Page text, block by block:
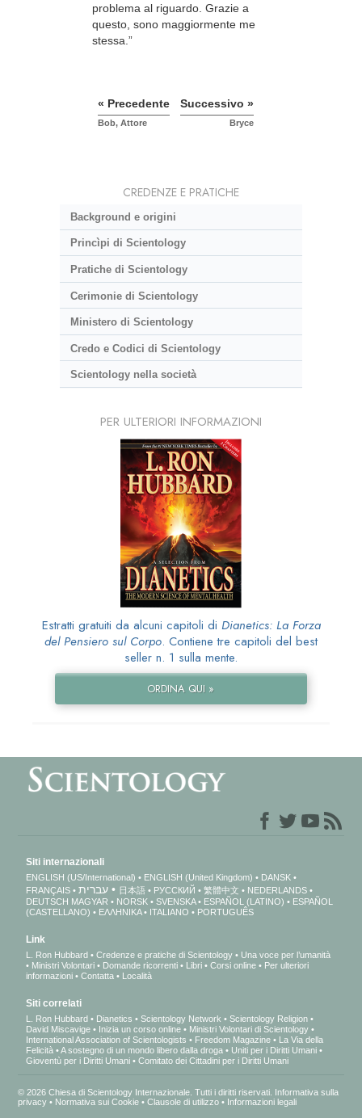
problema al riguardo. Grazie a
questo, sono maggiormente me
stessa.”
« Precedente
Bob, Attore
Successivo »
Bryce
CREDENZE E PRATICHE
Background e origini
Princìpi di Scientology
Pratiche di Scientology
Cerimonie di Scientology
Ministero di Scientology
Credo e Codici di Scientology
Scientology nella società
PER ULTERIORI INFORMAZIONI
Estratti gratuiti da alcuni capitoli di Dianetics: La Forza
del Pensiero sul Corpo. Contiene tre capitoli del best
seller n. 1 sulla mente.
ORDINA QUI »
Siti internazionali
ENGLISH (US/International) ENGLISH (United Kingdom)
DANSK
FRANÇAIS
עברית 日本語 РУССКИЙ 繁體中文
NEDERLANDS
DEUTSCH MAGYAR NORSK SVENSKA ESPAÑOL (LATINO)
ESPAÑOL
(CASTELLANO)
ΕΛΛΗΝΙΚA ITALIANO PORTUGUÊS
Link
L. Ron Hubbard Credenze e pratiche di Scientology
Una voce per l’umanità
Ministri Volontari
Domande ricorrenti Libri Corsi online
Per ulteriori
informazioni
Contatta Località
Siti correlati
L. Ron Hubbard Dianetics Scientology Network
Scientology Religion
David Miscavige
Inizia un corso online
Ministri Volontari di Scientology
International Association of Scientologists
Freedom Magazine
La Via della
Felicità
A sostegno di un mondo libero dalla droga
Uniti per i Diritti Umani
Gioventù per i Diritti Umani
Comitato dei Cittadini per i Diritti Umani
© 2026 Chiesa di Scientology Internazionale. Tutti i diritti riservati. Informativa sulla
privacy • Normativa sui Cookie •Clausole di utilizzo • Informazioni legali